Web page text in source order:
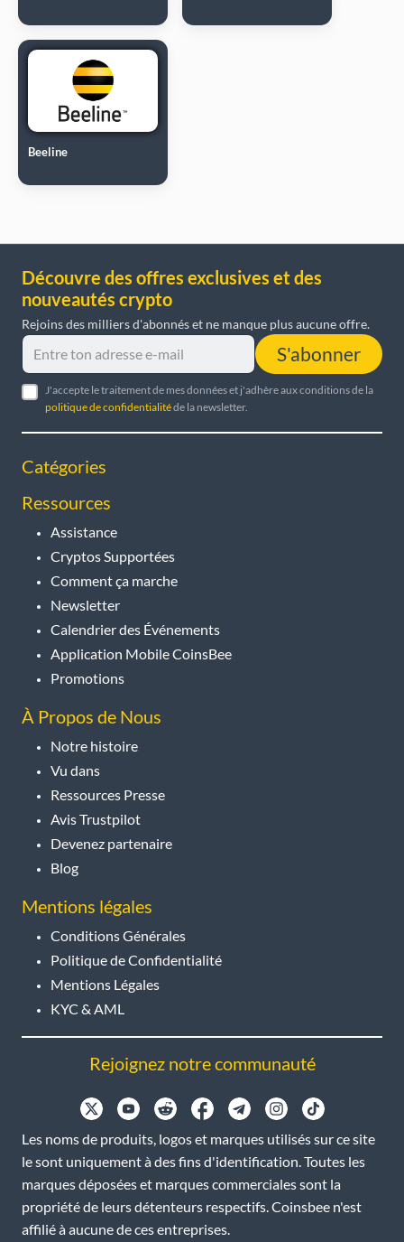
Beeline
Découvre des offres exclusives et des
nouveautés crypto
Rejoins des milliers d'abonnés et ne manque plus aucune offre.
S'abonner
J'accepte le traitement de mes données et j'adhère aux conditions de la
politique de confidentialitéde la newsletter.
Catégories
Ressources
Assistance
Cryptos Supportées
Comment ça marche
Newsletter
Calendrier des Événements
Application Mobile CoinsBee
Promotions
À Propos de Nous
Notre histoire
Vu dans
Ressources Presse
Avis Trustpilot
Devenez partenaire
Blog
Mentions légales
Conditions Générales
Politique de Confidentialité
Mentions Légales
KYC & AML
Rejoignez notre communauté
Les noms de produits, logos et marques utilisés sur ce site
le sont uniquement à des fins d'identification. Toutes les
marques déposées et marques commerciales sont la
propriété de leurs détenteurs respectifs. Coinsbee n'est
affilié à aucune de ces entreprises.